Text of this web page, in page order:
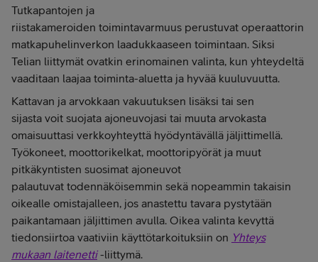
Tutkapantojen ja
riistakameroiden toimintavarmuus perustuvat operaattorin
matkapuhelinverkon laadukkaaseen toimintaan. Siksi
Telian liittymät ovatkin erinomainen valinta, kun yhteydeltä
vaaditaan laajaa toiminta-aluetta ja hyvää kuuluvuutta.
Kattavan ja arvokkaan vakuutuksen lisäksi tai sen
sijasta voit suojata ajoneuvojasi tai muuta arvokasta
omaisuuttasi verkkoyhteyttä hyödyntävällä jäljittimellä.
Työkoneet, moottorikelkat, moottoripyörät ja muut
pitkäkyntisten suosimat ajoneuvot
palautuvat todennäköisemmin sekä nopeammin takaisin
oikealle omistajalleen, jos anastettu tavara pystytään
paikantamaan jäljittimen avulla. Oikea valinta kevyttä
tiedonsiirtoa vaativiin käyttötarkoituksiin on Yhteys
mukaan laitenetti-liittymä.